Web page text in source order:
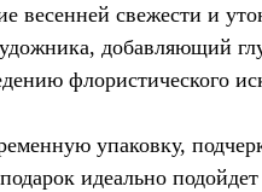
весенней свежести и
добавляющий
флористического
упаковку,
идеально